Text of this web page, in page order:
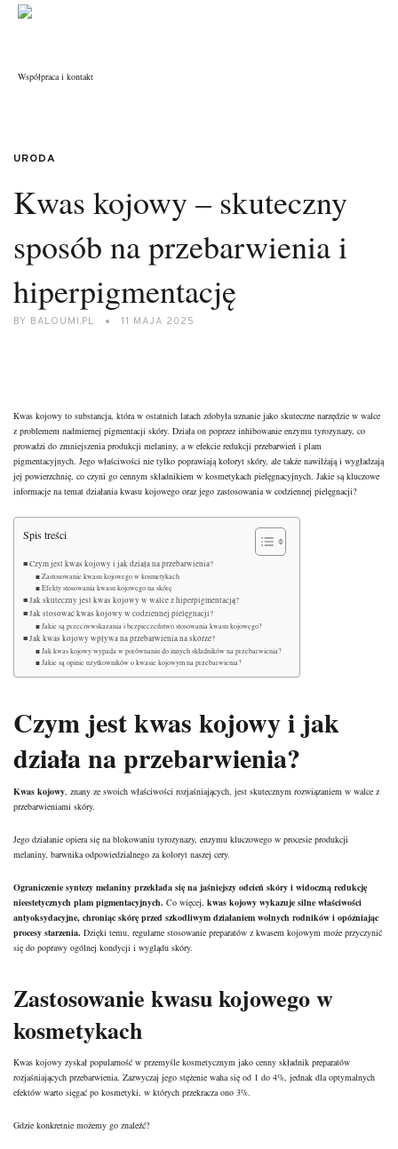
Współpraca i kontakt
URODA
Kwas kojowy – skuteczny
sposób na przebarwienia i
hiperpigmentację
BY BALOUMI.PL 11 MAJA 2025
Kwas kojowy to substancja, która w ostatnich latach zdobyła uznanie jako skuteczne narzędzie w walce
z problemem nadmiernej pigmentacji skóry. Działa on poprzez inhibowanie enzymu tyrozynazy, co
prowadzi do zmniejszenia produkcji melaniny, a w efekcie redukcji przebarwień i plam
pigmentacyjnych. Jego właściwości nie tylko poprawiają koloryt skóry, ale także nawilżają i wygładzają
jej powierzchnię, co czyni go cennym składnikiem w kosmetykach pielęgnacyjnych. Jakie są kluczowe
informacje na temat działania kwasu kojowego oraz jego zastosowania w codziennej pielęgnacji?
Spis treści
Czym jest kwas kojowy i jak działa na przebarwienia?
Zastosowanie kwasu kojowego w kosmetykach
Efekty stosowania kwasu kojowego na skórę
Jak skuteczny jest kwas kojowy w walce z hiperpigmentacją?
Jak stosować kwas kojowy w codziennej pielęgnacji?
Jakie są przeciwwskazania i bezpieczeństwo stosowania kwasu kojowego?
Jak kwas kojowy wpływa na przebarwienia na skórze?
Jak kwas kojowy wypada w porównaniu do innych składników na przebarwienia?
Jakie są opinie użytkowników o kwasie kojowym na przebarwienia?
Czym jest kwas kojowy i jak
działa na przebarwienia?
Kwas kojowy, znany ze swoich właściwości rozjaśniających, jest skutecznym rozwiązaniem w walce z
przebarwieniami skóry.
Jego działanie opiera się na blokowaniu tyrozynazy, enzymu kluczowego w procesie produkcji
melaniny, barwnika odpowiedzialnego za koloryt naszej cery.
Ograniczenie syntezy melaniny przekłada się na jaśniejszy odcień skóry i widoczną redukcję
nieestetycznych plam pigmentacyjnych. Co więcej, kwas kojowy wykazuje silne właściwości
antyoksydacyjne, chroniąc skórę przed szkodliwym działaniem wolnych rodników i opóźniając
procesy starzenia. Dzięki temu, regularne stosowanie preparatów z kwasem kojowym może przyczynić
się do poprawy ogólnej kondycji i wyglądu skóry.
Zastosowanie kwasu kojowego w
kosmetykach
Kwas kojowy zyskał popularność w przemyśle kosmetycznym jako cenny składnik preparatów
rozjaśniających przebarwienia. Zazwyczaj jego stężenie waha się od 1 do 4%, jednak dla optymalnych
efektów warto sięgać po kosmetyki, w których przekracza ono 3%.
Gdzie konkretnie możemy go znaleźć?